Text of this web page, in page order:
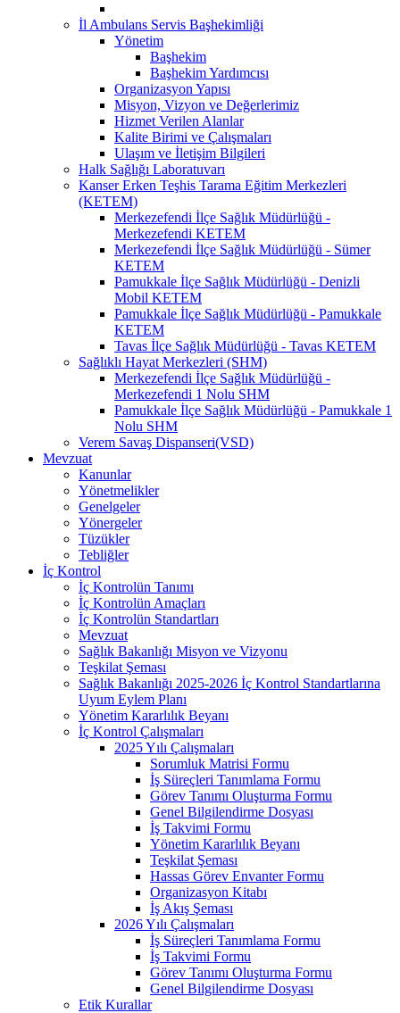
İl Ambulans Servis Başhekimliği
Yönetim
Başhekim
Başhekim Yardımcısı
Organizasyon Yapısı
Misyon, Vizyon ve Değerlerimiz
Hizmet Verilen Alanlar
Kalite Birimi ve Çalışmaları
Ulaşım ve İletişim Bilgileri
Halk Sağlığı Laboratuvarı
Kanser Erken Teşhis Tarama Eğitim Merkezleri
(KETEM)
Merkezefendi İlçe Sağlık Müdürlüğü -
Merkezefendi KETEM
Merkezefendi İlçe Sağlık Müdürlüğü - Sümer
KETEM
Pamukkale İlçe Sağlık Müdürlüğü - Denizli
Mobil KETEM
Pamukkale İlçe Sağlık Müdürlüğü - Pamukkale
KETEM
Tavas İlçe Sağlık Müdürlüğü - Tavas KETEM
Sağlıklı Hayat Merkezleri (SHM)
Merkezefendi İlçe Sağlık Müdürlüğü -
Merkezefendi 1 Nolu SHM
Pamukkale İlçe Sağlık Müdürlüğü - Pamukkale 1
Nolu SHM
Verem Savaş Dispanseri(VSD)
Mevzuat
Kanunlar
Yönetmelikler
Genelgeler
Yönergeler
Tüzükler
Tebliğler
İç Kontrol
İç Kontrolün Tanımı
İç Kontrolün Amaçları
İç Kontrolün Standartları
Mevzuat
Sağlık Bakanlığı Misyon ve Vizyonu
Teşkilat Şeması
Sağlık Bakanlığı 2025-2026 İç Kontrol Standartlarına
Uyum Eylem Planı
Yönetim Kararlılık Beyanı
İç Kontrol Çalışmaları
2025 Yılı Çalışmaları
Sorumluk Matrisi Formu
İş Süreçleri Tanımlama Formu
Görev Tanımı Oluşturma Formu
Genel Bilgilendirme Dosyası
İş Takvimi Formu
Yönetim Kararlılık Beyanı
Teşkilat Şeması
Hassas Görev Envanter Formu
Organizasyon Kitabı
İş Akış Şeması
2026 Yılı Çalışmaları
İş Süreçleri Tanımlama Formu
İş Takvimi Formu
Görev Tanımı Oluşturma Formu
Genel Bilgilendirme Dosyası
Etik Kurallar